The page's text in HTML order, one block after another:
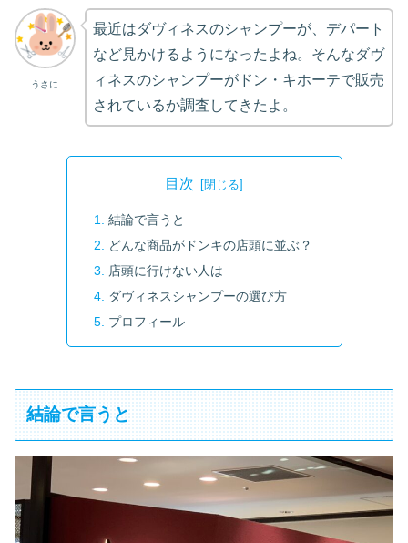
うさに
最近はダヴィネスのシャンプーが、デパート
など見かけるようになったよね。そんなダヴ
ィネスのシャンプーがドン・キホーテで販売
されているか調査してきたよ。
目次
結論で言うと
どんな商品がドンキの店頭に並ぶ？
店頭に行けない人は
ダヴィネスシャンプーの選び方
プロフィール
結論で言うと